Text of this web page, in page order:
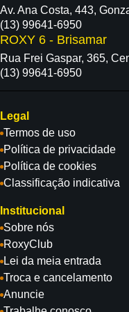
Av. Ana Costa, 443,
(13) 99641-6950
ROXY 6 - Brisamar
Rua Frei Gaspar, 365,
(13) 99641-6950
Legal
Termos de uso
Política de privacidade
Política de cookies
Classificação indicativa
Institucional
Sobre nós
RoxyClub
Lei da meia entrada
Troca e cancelamento
Anuncie